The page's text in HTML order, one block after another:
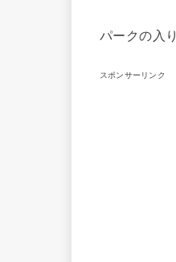
パークの入
スポンサーリンク